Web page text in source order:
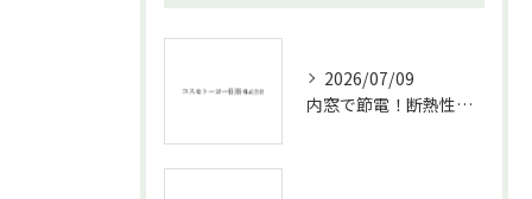
2026/07/09
内窓で節電！断熱性能と補助金活用法